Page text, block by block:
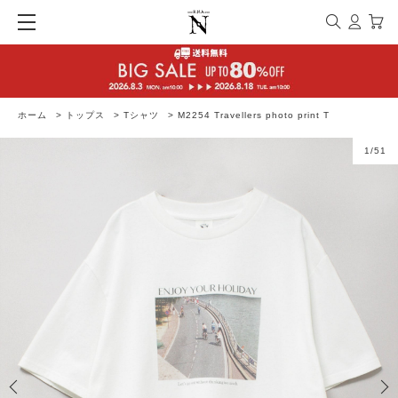
ホーム > トップス > Tシャツ > M2254 Travellers photo print T
1 /51